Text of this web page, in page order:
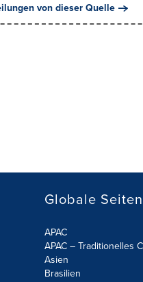
von dieser Quelle
Globale Seiten
APAC
APAC – Traditionelles
Asien
Brasilien